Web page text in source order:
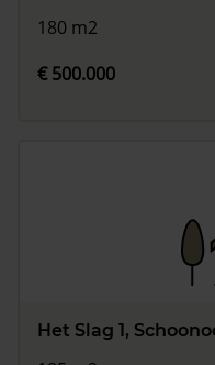
180 m2
€ 500.000
Het Slag 1,